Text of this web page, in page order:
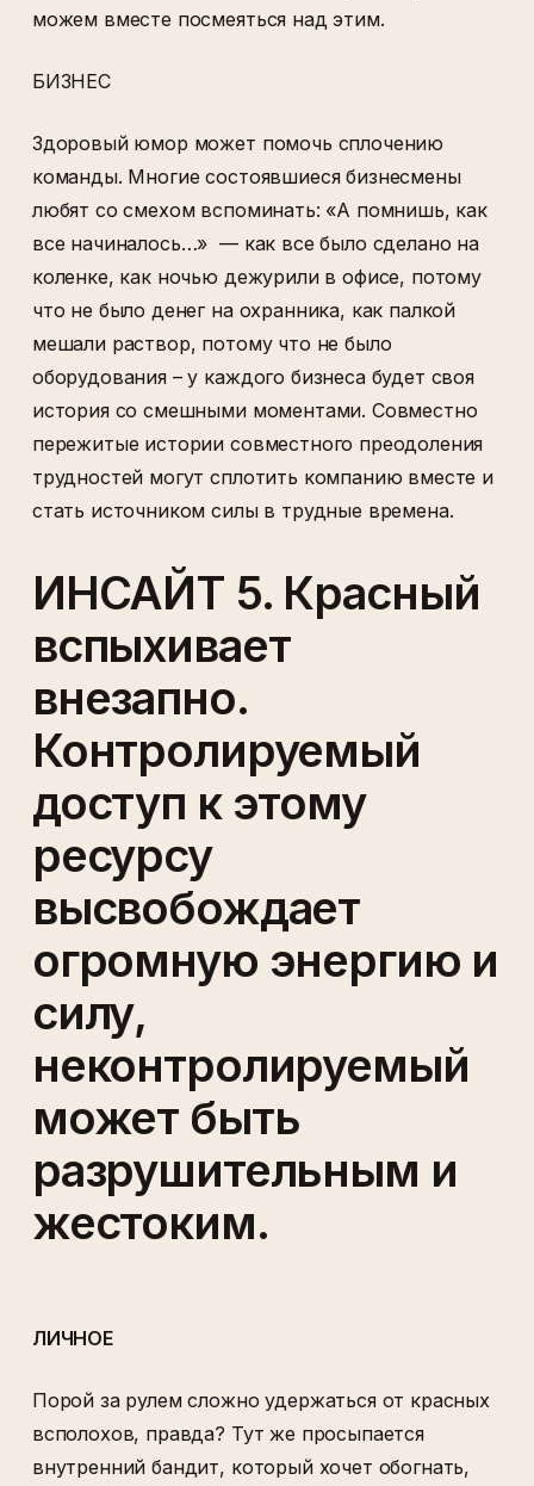
можем вместе посмеяться над этим.
БИЗНЕС
Здоровый юмор может помочь сплочению
команды. Многие состоявшиеся бизнесмены
любят со смехом вспоминать: «А помнишь, как
все начиналось…» — как все было сделано на
коленке, как ночью дежурили в офисе, потому
что не было денег на охранника, как палкой
мешали раствор, потому что не было
оборудования – у каждого бизнеса будет своя
история со смешными моментами. Совместно
пережитые истории совместного преодоления
трудностей могут сплотить компанию вместе и
стать источником силы в трудные времена.
ИНСАЙТ 5. Красный
вспыхивает
внезапно.
Контролируемый
доступ к этому
ресурсу
высвобождает
огромную энергию и
силу,
неконтролируемый
может быть
разрушительным и
жестоким.
ЛИЧНОЕ
Порой за рулем сложно удержаться от красных
всполохов, правда? Тут же просыпается
внутренний бандит, который хочет обогнать,